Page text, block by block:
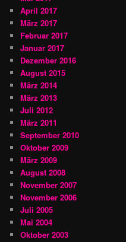
April 2017
März 2017
Februar 2017
Januar 2017
Dezember 2016
August 2015
März 2014
März 2013
Juli 2012
März 2011
September 2010
Oktober 2009
März 2009
August 2008
November 2007
November 2006
Juli 2005
Mai 2004
Oktober 2003